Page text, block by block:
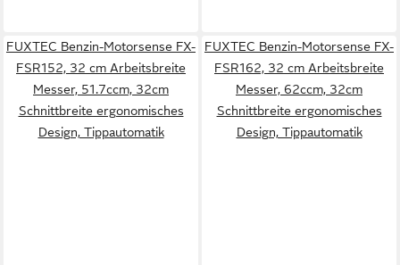
FUXTEC Benzin-Motorsense FX-
FSR152, 32 cm Arbeitsbreite
Messer, 51.7ccm, 32cm
Schnittbreite ergonomisches
Design, Tippautomatik
FUXTEC Benzin-Motorsense FX-
FSR162, 32 cm Arbeitsbreite
Messer, 62ccm, 32cm
Schnittbreite ergonomisches
Design, Tippautomatik